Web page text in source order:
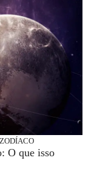
O que isso